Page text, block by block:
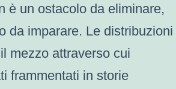
è un ostacolo da eliminare,
da imparare. Le distribuzioni
mezzo attraverso cui
frammentati in storie